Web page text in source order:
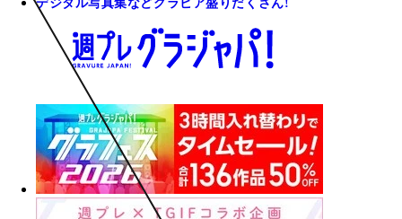
デジタル写真集などグラビア盛りだくさん!